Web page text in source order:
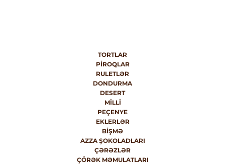
TORTLAR
PIROQLAR
RULETLƏR
DONDURMA
DESERT
MILLI
PEÇENYE
EKLERLƏR
BIŞMƏ
AZZA ŞOKOLADLARI
ÇƏRƏZLƏR
ÇÖRƏK MƏMULATLARI